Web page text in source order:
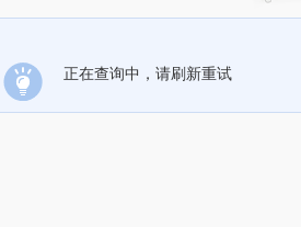
正在查询中，请刷新重试